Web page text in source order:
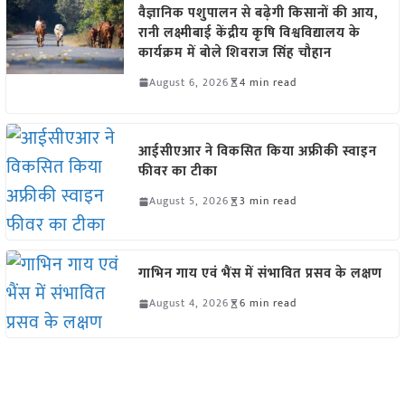
वैज्ञानिक पशुपालन से बढ़ेगी किसानों की आय,
रानी लक्ष्मीबाई केंद्रीय कृषि विश्वविद्यालय के
कार्यक्रम में बोले शिवराज सिंह चौहान
August 6, 2026 4 min read
आईसीएआर ने विकसित किया अफ्रीकी स्वाइन
फीवर का टीका
August 5, 2026 3 min read
गाभिन गाय एवं भैंस में संभावित प्रसव के लक्षण
August 4, 2026 6 min read